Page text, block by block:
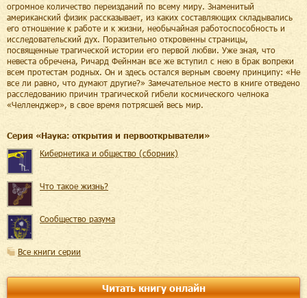
огромное количество переизданий по всему миру. Знаменитый
американский физик рассказывает, из каких составляющих складывались
его отношение к работе и к жизни, необычайная работоспособность и
исследовательский дух. Поразительно откровенны страницы,
посвященные трагической истории его первой любви. Уже зная, что
невеста обречена, Ричард Фейнман все же вступил с нею в брак вопреки
всем протестам родных. Он и здесь остался верным своему принципу: «Не
все ли равно, что думают другие?» Замечательное место в книге отведено
расследованию причин трагической гибели космического челнока
«Челленджер», в свое время потрясшей весь мир.
Cерия «Наука: открытия и первооткрыватели»
Кибернетика и общество (сборник)
Что такое жизнь?
Сообщество разума
Все книги серии
Читать книгу онлайн